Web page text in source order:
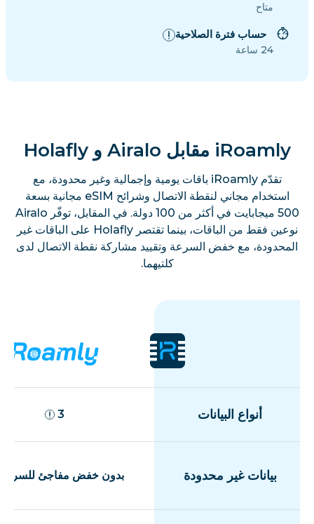
متاح
حساب فترة الصلاحية
24 ساعة
iRoamly مقابل Airalo و Holafly
تقدّم iRoamly باقات يومية وإجمالية وغير محدودة، مع
استخدام مجاني لنقطة الاتصال وشرائح eSIM مجانية بسعة
500 ميجابايت في أكثر من 100 دولة. في المقابل، توفّر Airalo
نوعين فقط من الباقات، بينما تقتصر Holafly على الباقات غير
المحدودة، مع خفض السرعة وتقييد مشاركة نقطة الاتصال لدى
كلتيهما.
أنواع البيانات 3
بيانات غير محدودة بدون خفض مفاجئ